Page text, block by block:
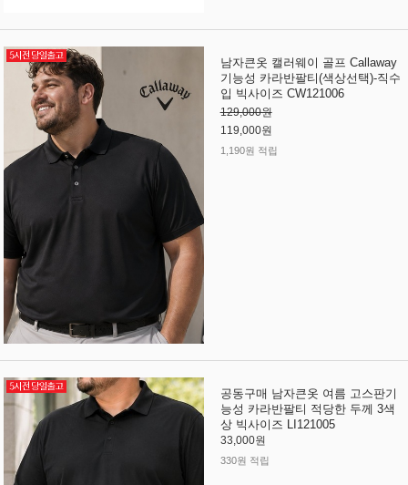
남자큰옷 캘러웨이 골프 Callaway
기능성 카라반팔티(색상선택)-직수
입 빅사이즈 CW121006
129,000원
119,000원
1,190원 적립
공동구매 남자큰옷 여름 고스판기
능성 카라반팔티 적당한 두께 3색
상 빅사이즈 LI121005
33,000원
330원 적립